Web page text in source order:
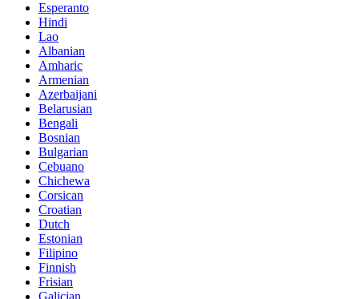
Esperanto
Hindi
Lao
Albanian
Amharic
Armenian
Azerbaijani
Belarusian
Bengali
Bosnian
Bulgarian
Cebuano
Chichewa
Corsican
Croatian
Dutch
Estonian
Filipino
Finnish
Frisian
Galician